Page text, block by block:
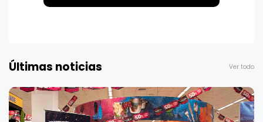
Últimas noticias Ver todo